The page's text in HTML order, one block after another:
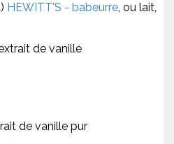
HEWITT'S - babeurre, ou lait,
de vanille
de vanille pur